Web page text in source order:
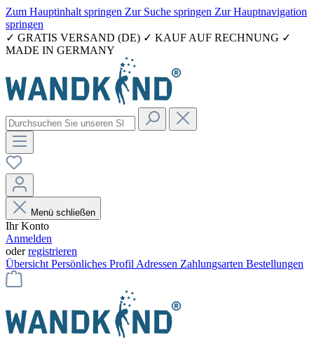
Zum Hauptinhalt springen Zur Suche springen Zur Hauptnavigation
springen
✓ GRATIS VERSAND (DE) ✓ KAUF AUF RECHNUNG ✓
MADE IN GERMANY
Menü schließen
Ihr Konto
Anmelden
oderregistrieren
Übersicht Persönliches Profil Adressen Zahlungsarten Bestellungen